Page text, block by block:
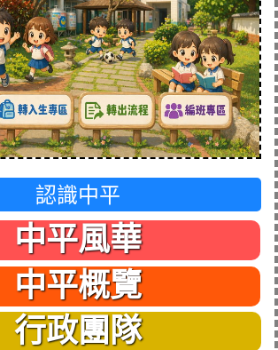
認識中平
中平風華
中平概覽
行政團隊